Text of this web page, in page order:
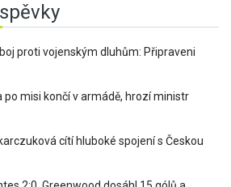
proti vojenským dluhům: Připraveni
po misi končí v armádě, hrozí ministr
cítí hluboké spojení s Českou